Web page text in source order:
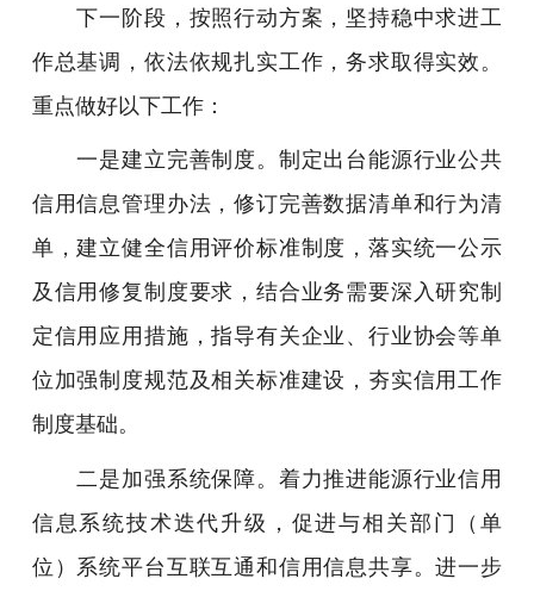
下一阶段，按照行动方案，坚持稳中求进工
作总基调，依法依规扎实工作，务求取得实效。
重点做好以下工作：
一是建立完善制度。制定出台能源行业公共
信用信息管理办法，修订完善数据清单和行为清
单，建立健全信用评价标准制度，落实统一公示
及信用修复制度要求，结合业务需要深入研究制
定信用应用措施，指导有关企业、行业协会等单
位加强制度规范及相关标准建设，夯实信用工作
制度基础。
二是加强系统保障。着力推进能源行业信用
信息系统技术迭代升级，促进与相关部门（单
位）系统平台互联互通和信用信息共享。进一步